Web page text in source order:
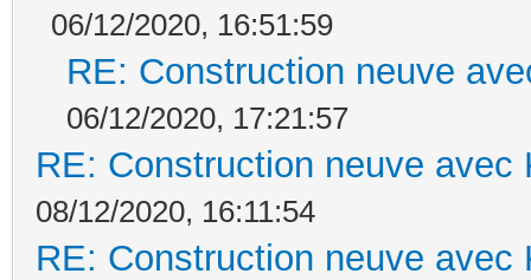
06/12/2020, 16:51:59
RE: Construction neuve
06/12/2020, 17:21:57
RE: Construction neuve avec
08/12/2020, 16:11:54
RE: Construction neuve avec